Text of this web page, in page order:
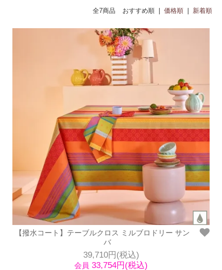
全7商品 おすすめ順 | 価格順 新着順
【撥水コート】テーブルクロス ミルブロドリー サン
バ
39,710円(税込)
会員 33,754円(税込)